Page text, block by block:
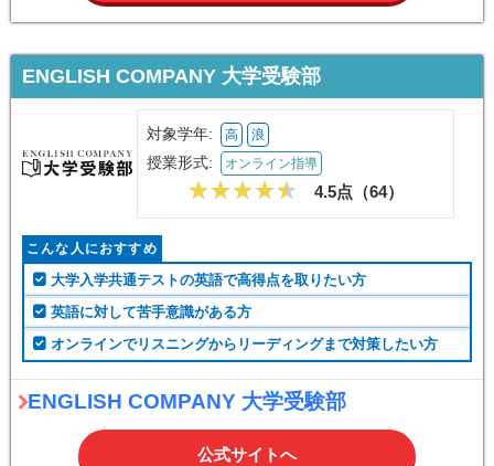
ENGLISH COMPANY 大学受験部
対象学年: 高 浪
授業形式: オンライン指導
4.5点（64）
こんな人におすすめ
大学入学共通テストの英語で高得点を取りたい方
英語に対して苦手意識がある方
オンラインでリスニングからリーディングまで対策したい方
ENGLISH COMPANY 大学受験部
公式サイトへ